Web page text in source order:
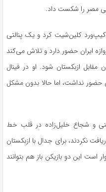
مصر را شکست داد.
کیپ‌ورد کلین‌شیت کرد و یک پنالتی
ایران حضور دارد و تلاش می‌کند
ازبکستان شود. او در فینال
حضور نداشت، اما حالا بدون مشکل
و شجاع خلیل‌زاده در قلب خط
نکردند، برای جدال با ازبکستان
است این دو بازیکن باز هم بتوانند